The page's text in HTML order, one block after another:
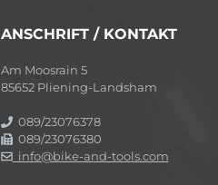
ANSCHRIFT / KONTAKT
Am Moosrain 5
85652 Pliening-Landsham
089/23076378
089/23076380
info@bike-and-tools.com